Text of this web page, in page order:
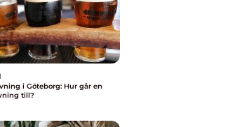
i Göteborg: Hur går en
till?